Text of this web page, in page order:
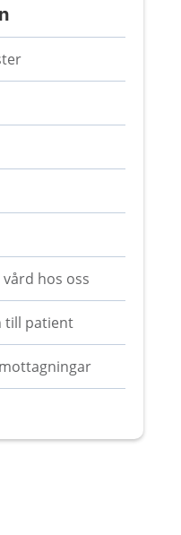
hos oss
till patient